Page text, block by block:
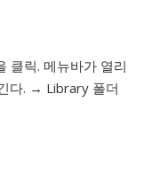
클릭. 메뉴바가 열리
다. → Library 폴더